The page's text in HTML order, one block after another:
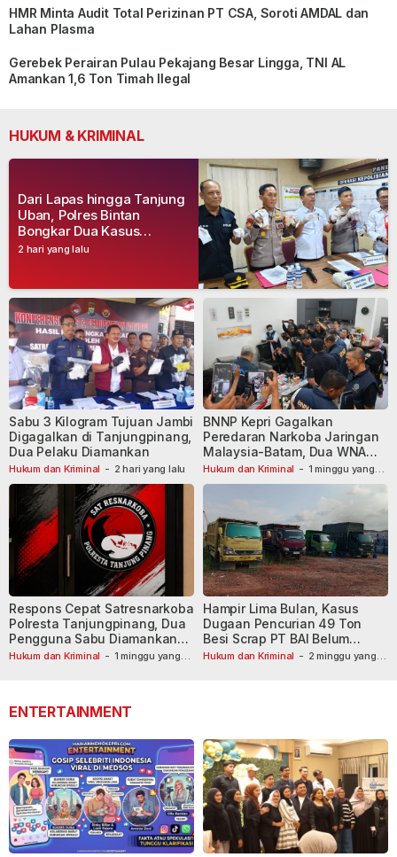
HMR Minta Audit Total Perizinan PT CSA, Soroti AMDAL dan
Lahan Plasma
Gerebek Perairan Pulau Pekajang Besar Lingga, TNI AL
Amankan 1,6 Ton Timah Ilegal
HUKUM & KRIMINAL
2 hari yang lalu
Dari Lapas hingga Tanjung
Uban, Polres Bintan
Bongkar Dua Kasus
Narkoba, Empat Tersangka
Hukum dan Kriminal - 2 hari yang lalu
Sabu 3 Kilogram Tujuan Jambi
Digagalkan di Tanjungpinang,
Dua Pelaku Diamankan
Hukum dan Kriminal - 1 minggu yang
BNNP Kepri Gagalkan
Peredaran Narkoba Jaringan
Malaysia-Batam, Dua WNA
Masih Diburu
Hukum dan Kriminal - 1 minggu yang
Respons Cepat Satresnarkoba
Polresta Tanjungpinang, Dua
Pengguna Sabu Diamankan
Usai Dilaporkan ke Call Center
Hukum dan Kriminal - 2 minggu yang
Hampir Lima Bulan, Kasus
Dugaan Pencurian 49 Ton
Besi Scrap PT BAI Belum
Tetapkan Tersangka
ENTERTAINMENT